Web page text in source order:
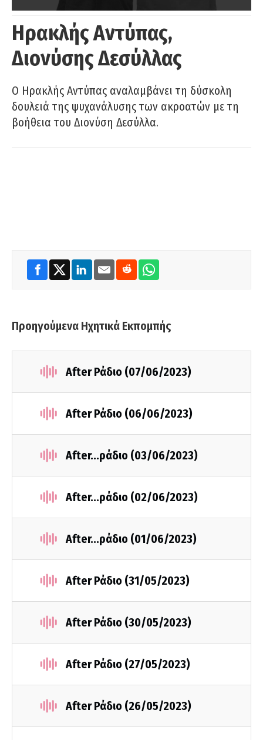
Ηρακλής Αντύπας,
Διονύσης Δεσύλλας
Ο Ηρακλής Αντύπας αναλαμβάνει τη δύσκολη
δουλειά της ψυχανάλυσης των ακροατών με τη
βοήθεια του Διονύση Δεσύλλα.
Προηγούμενα Ηχητικά Εκπομπής
After Ράδιο (07/06/2023)
After Ράδιο (06/06/2023)
After...ράδιο (03/06/2023)
After...ράδιο (02/06/2023)
After...ράδιο (01/06/2023)
After Ράδιο (31/05/2023)
After Ράδιο (30/05/2023)
After Ράδιο (27/05/2023)
After Ράδιο (26/05/2023)